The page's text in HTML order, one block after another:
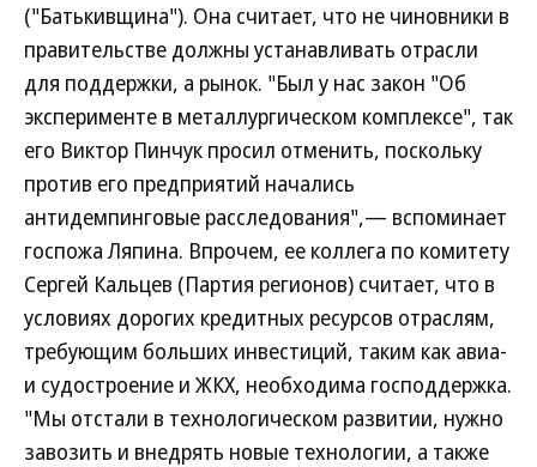
("Батькивщина"). Она считает, что не чиновники в
правительстве должны устанавливать отрасли
для поддержки, а рынок. "Был у нас закон "Об
эксперименте в металлургическом комплексе", так
его Виктор Пинчук просил отменить, поскольку
против его предприятий начались
антидемпинговые расследования",— вспоминает
госпожа Ляпина. Впрочем, ее коллега по комитету
Сергей Кальцев (Партия регионов) считает, что в
условиях дорогих кредитных ресурсов отраслям,
требующим больших инвестиций, таким как авиа-
и судостроение и ЖКХ, необходима господдержка.
"Мы отстали в технологическом развитии, нужно
завозить и внедрять новые технологии, а также